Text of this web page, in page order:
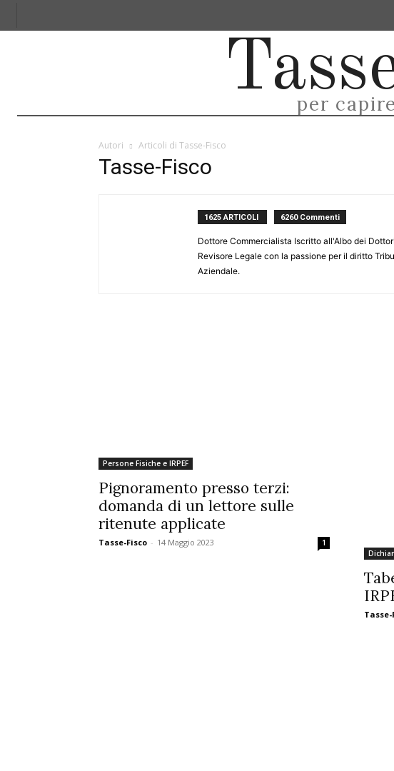
per
Autori Articoli di Tasse-Fisco
Tasse-Fisco
1625 ARTICOLI 6260 Commenti
Dottore Commercialista Iscritto all'Albo dei
Revisore Legale con la passione per il diritto
Aziendale.
Persone Fisiche e IRPEF
Pignoramento presso terzi:
domanda di un lettore sulle
ritenute applicate
Tasse-Fisco - 14 Maggio 2023
1
Tasse-